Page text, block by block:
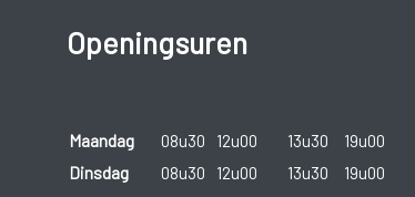
Openingsuren
Maandag 08u30 12u00 13u30
19u00
Dinsdag
08u30 12u00 13u30
19u00